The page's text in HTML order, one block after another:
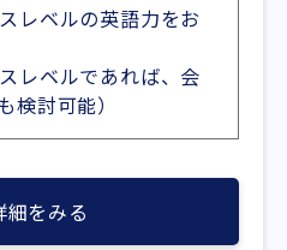
レベルの英語力をお
レベルであれば、会
検討可能）
細をみる